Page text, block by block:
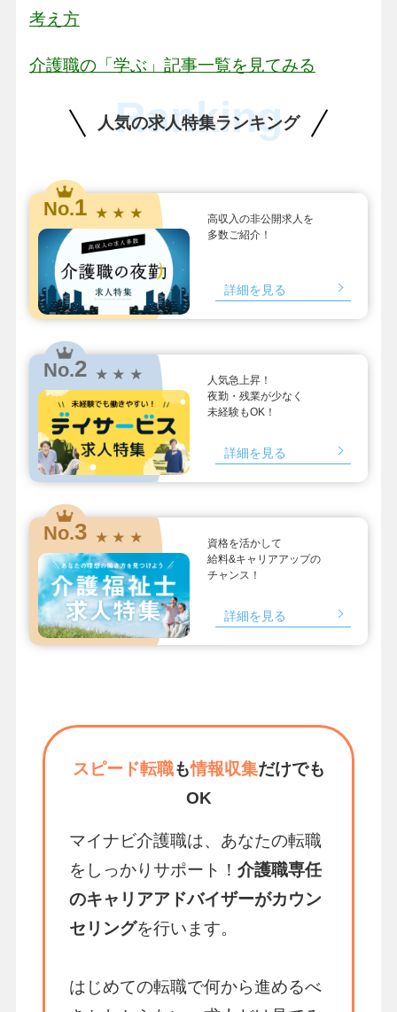
考え方
介護職の「学ぶ」記事一覧を見てみる
人気の求人特集ランキング
Ranking
No.1 ★ ★ ★
高収入の非公開求人を
多数ご紹介！
詳細を見る
No.2 ★ ★ ★
人気急上昇！
夜勤・残業が少なく
未経験もOK！
詳細を見る
No.3 ★ ★ ★
資格を活かして
給料&キャリアアップの
チャンス！
詳細を見る
スピード転職も情報収集だけでも
OK
マイナビ介護職は、あなたの転職
をしっかりサポート！ 介護職専任
のキャリアアドバイザーがカウン
セリングを行います。
はじめての転職で何から進めるべ